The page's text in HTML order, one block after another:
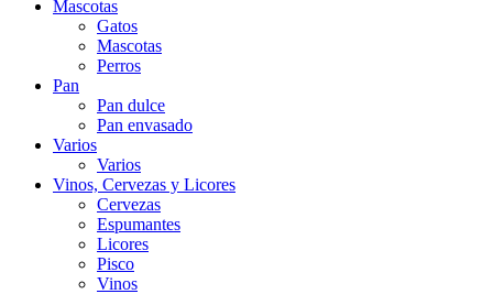
Mascotas
Gatos
Mascotas
Perros
Pan
Pan dulce
Pan envasado
Varios
Varios
Vinos, Cervezas y Licores
Cervezas
Espumantes
Licores
Pisco
Vinos